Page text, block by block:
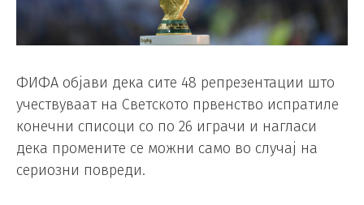
ФИФА објави дека сите 48 репрезентации што
учествуваат на Светското првенство испратиле
конечни списоци со по 26 играчи и нагласи
дека промените се можни само во случај на
сериозни повреди.